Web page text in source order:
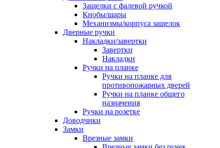
Защелки с фалевой ручкой
Кнобы/шары
Механизмы/корпуса защелок
Дверные ручки
Накладки/завертки
Завертки
Накладки
Ручки на планке
Ручки на планке для
противопожарных дверей
Ручки на планке общего
назначения
Ручки на розетке
Доводчики
Замки
Врезные замки